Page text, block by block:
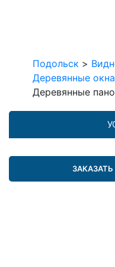
Подольск >
Деревянные окна
Деревянные